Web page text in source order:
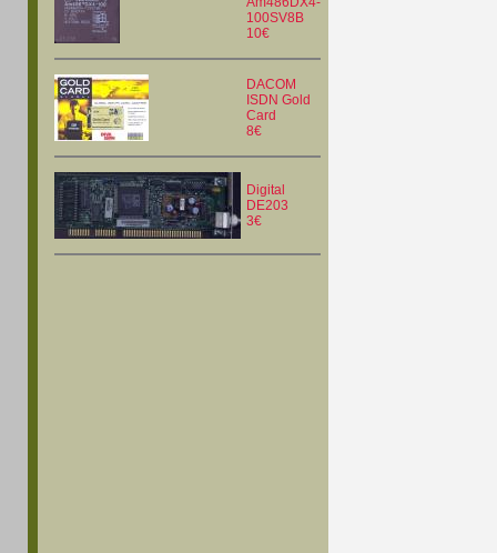
100SV8B
10€
DACOM
ISDN Gold
Card
8€
Digital
DE203
3€